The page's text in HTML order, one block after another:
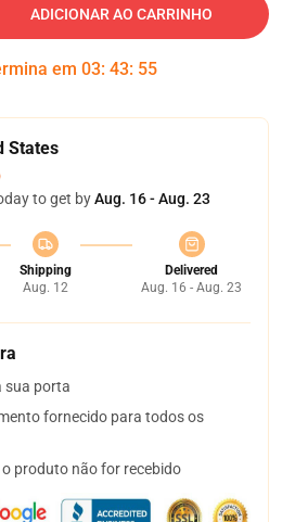
ADICIONAR AO CARRINHO
em 03: 43: 54
States
to get byAug. 16 - Aug. 23
Shipping
Aug. 12
Delivered
Aug. 16 - Aug. 23
sua porta
fornecido para todos os
produto não for recebido